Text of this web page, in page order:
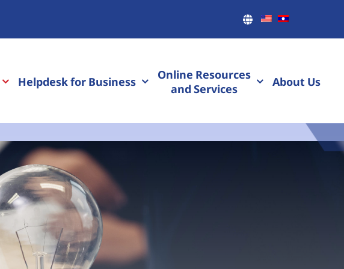
Helpdesk for Business
Online Resources
and Services
About Us